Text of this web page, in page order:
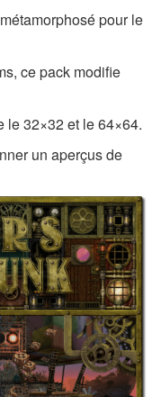
pour le
ce pack modifie
le 32×32 et le 64×64.
un aperçus de